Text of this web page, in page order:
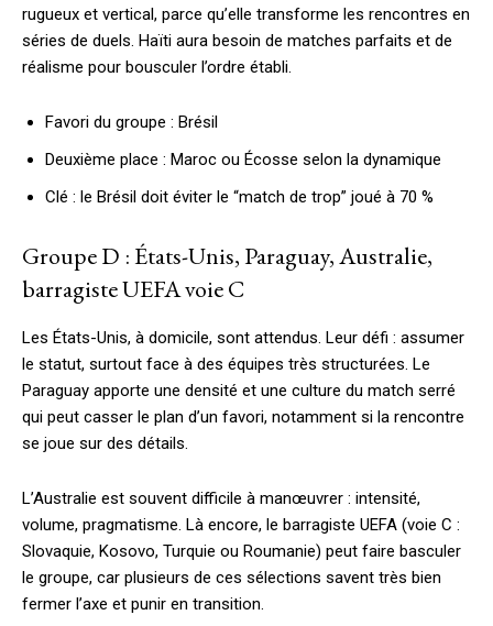
rugueux et vertical, parce qu’elle transforme les rencontres en
séries de duels. Haïti aura besoin de matches parfaits et de
réalisme pour bousculer l’ordre établi.
Favori du groupe : Brésil
Deuxième place : Maroc ou Écosse selon la dynamique
Clé : le Brésil doit éviter le “match de trop” joué à 70 %
Groupe D : États-Unis, Paraguay, Australie,
barragiste UEFA voie C
Les États-Unis, à domicile, sont attendus. Leur défi : assumer
le statut, surtout face à des équipes très structurées. Le
Paraguay apporte une densité et une culture du match serré
qui peut casser le plan d’un favori, notamment si la rencontre
se joue sur des détails.
L’Australie est souvent difficile à manœuvrer : intensité,
volume, pragmatisme. Là encore, le barragiste UEFA (voie C :
Slovaquie, Kosovo, Turquie ou Roumanie) peut faire basculer
le groupe, car plusieurs de ces sélections savent très bien
fermer l’axe et punir en transition.